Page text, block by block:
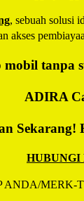
, sebuah solusi
akses
tanpa
ADIRA
Sekarang!
ANDA/MERK-